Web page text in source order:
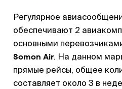
Регулярное
обеспечивают 2
основными
Somon Air. На данном
прямые рейсы, общее
составляет около 3 в